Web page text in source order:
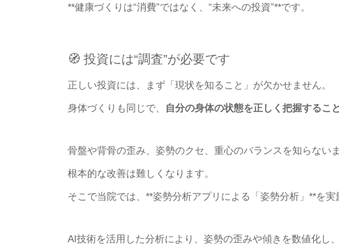
**健康づくりは“消費”ではなく、“未来への投資”**です。
🧭 投資には“調査”が必要です
正しい投資には、まず「現状を知ること」が欠かせません。
身体づくりも同じで、 自分の身体の状態を正しく把握すること
骨盤や背骨の歪み、姿勢のクセ、重心のバランスを知らない
根本的な改善は難しくなります。
そこで当院では、**姿勢分析アプリによる「姿勢分析」**を実
AI技術を活用した分析により、姿勢の歪みや傾きを数値化し、